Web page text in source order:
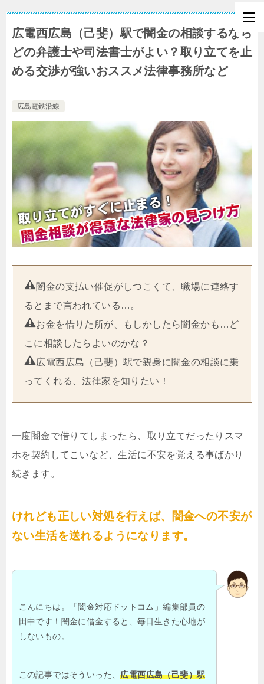
広電西広島（己斐）駅で闇金の相談するなら
どの弁護士や司法書士がよい？取り立てを止
める交渉が強いおススメ法律事務所など
広島電鉄沿線
闇金の支払い催促がしつこくて、職場に連絡す
るとまで言われている…。
お金を借りた所が、もしかしたら闇金かも…ど
こに相談したらよいのかな？
広電西広島（己斐）駅で親身に闇金の相談に乗
ってくれる、法律家を知りたい！
一度闇金で借りてしまったら、取り立てだったりスマ
ホを契約してこいなど、生活に不安を覚える事ばかり
続きます。
けれども正しい対処を行えば、闇金への不安が
ない生活を送れるようになります。
こんにちは。「闇金対応ドットコム」編集部員の
田中です！闇金に借金すると、毎日生きた心地が
しないもの。
この記事ではそういった、広電西広島（己斐）駅